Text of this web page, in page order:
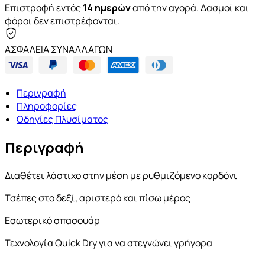
Επιστροφή εντός14 ημερώναπό την αγορά. Δασμοί και
φόροι δεν επιστρέφονται.
ΑΣΦΑΛΕΙΑ ΣΥΝΑΛΛΑΓΩΝ
Περιγραφή
Πληροφορίες
Οδηγίες Πλυσίματος
Περιγραφή
Διαθέτει λάστιχο στην μέση με ρυθμιζόμενο κορδόνι
Τσέπες στο δεξί, αριστερό και πίσω μέρος
Εσωτερικό σπασουάρ
Τεχνολογία Quick Dry για να στεγνώνει γρήγορα